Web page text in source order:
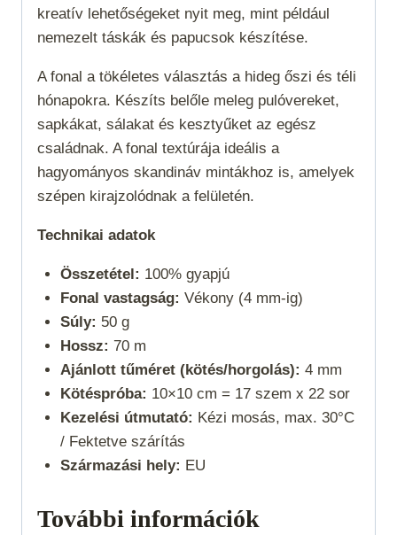
kreatív lehetőségeket nyit meg, mint például
nemezelt táskák és papucsok készítése.
A fonal atökéletes választás a hideg őszi és téli
hónapokra. Készíts belőle meleg pulóvereket,
sapkákat, sálakat és kesztyűket az egész
családnak. A fonal textúrája ideális a
hagyományos skandináv mintákhoz is, amelyek
szépen kirajzolódnak a felületén.
Technikai adatok
Összetétel: 100% gyapjú
Fonal vastagság: Vékony (4 mm-ig)
Súly: 50 g
Hossz: 70 m
Ajánlott tűméret (kötés/horgolás): 4 mm
Kötéspróba: 10×10 cm = 17 szem x 22 sor
Kezelési útmutató: Kézi mosás, max. 30°C
/ Fektetve szárítás
Származási hely: EU
További információk